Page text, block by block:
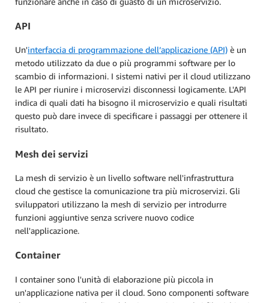
API
Un'interfaccia di programmazione dell’applicazione (API) è un
metodo utilizzato da due o più programmi software per lo
scambio di informazioni. I sistemi nativi per il cloud utilizzano
le API per riunire i microservizi disconnessi logicamente. L'API
indica di quali dati ha bisogno il microservizio e quali risultati
questo può dare invece di specificare i passaggi per ottenere il
risultato.
Mesh dei servizi
La mesh di servizio è un livello software nell'infrastruttura
cloud che gestisce la comunicazione tra più microservizi. Gli
sviluppatori utilizzano la mesh di servizio per introdurre
funzioni aggiuntive senza scrivere nuovo codice
nell'applicazione.
Container
I container sono l'unità di elaborazione più piccola in
un'applicazione nativa per il cloud. Sono componenti software